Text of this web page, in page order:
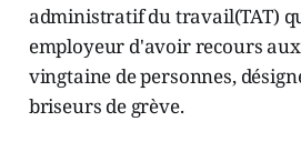
administratif du travail(TAT)
employeur d'avoir recours
vingtaine de personnes,
briseurs de grève.